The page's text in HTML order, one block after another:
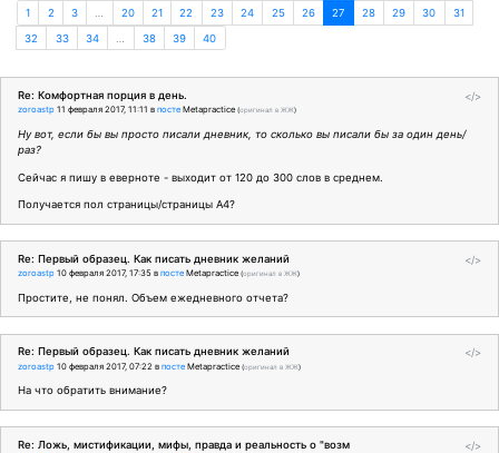
1 2 3 20 21 22 23 24 25 26 27 28 29 30 31
32 33 34 38 39 40
</>
Re: Комфортная порция в день.
zoroastp 11 февраля 2017, 11:11 в посте Metapractice (оригинал в ЖЖ)
Ну вот, если бы вы просто писали дневник, то сколько вы писали бы за один день/
раз?
Сейчас я пишу в еверноте - выходит от 120 до 300 слов в среднем.
Получается пол страницы/страницы А4?
</>
Re: Первый образец. Как писать дневник желаний
zoroastp 10 февраля 2017, 17:35 в посте Metapractice (оригинал в ЖЖ)
Простите, не понял. Объем ежедневного отчета?
</>
Re: Первый образец. Как писать дневник желаний
zoroastp 10 февраля 2017, 07:22 в посте Metapractice (оригинал в ЖЖ)
На что обратить внимание?
</>
Re: Ложь, мистификации, мифы, правда и реальность о "возм